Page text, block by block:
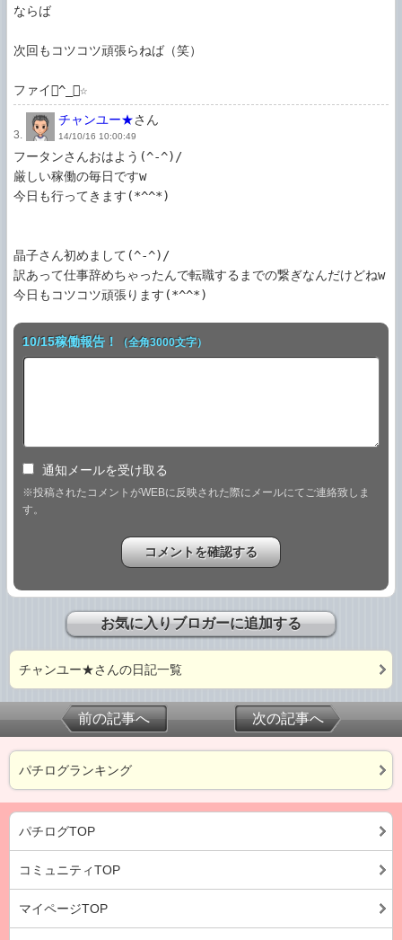
ならば
次回もコツコツ頑張らねば（笑）
ファイ^_－☆
3.
チャンユー★さん
14/10/16 10:00:49
フータンさんおはよう(^-^)/
厳しい稼働の毎日ですw
今日も行ってきます(*^^*)
晶子さん初めまして(^-^)/
訳あって仕事辞めちゃったんで転職するまでの繋ぎなんだけどねw
10/15稼働報告！ （全角3000文字）
通知メールを受け取る
※投稿されたコメントがWEBに反映された際にメールにてご連絡致しま
す。
お気に入りブロガーに追加する
チャンユー★さんの日記一覧
前の記事へ 次の記事へ
パチログランキング
パチログTOP
コミュニティTOP
マイページTOP